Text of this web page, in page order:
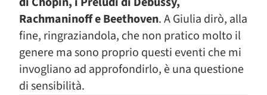
Rachmaninoff e Beethoven. A Giulia dirò, alla
fine, ringraziandola, che non pratico molto il
genere ma sono proprio questi eventi che mi
invogliano ad approfondirlo, è una questione
di sensibilità.